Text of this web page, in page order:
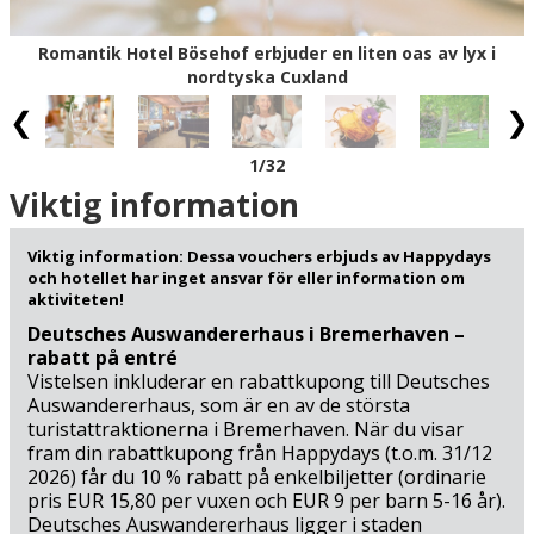
med termalbad både utomhus och inomhus (850 m).
Staden byggdes ursprungligen runt en mäktig
riddarborg från 1100-talet och kanalen som grävdes för
att ge tillträde för fartygstrafiken mellan Elbe och Weser,
sätter sitt tydliga avtryck i stadsbilden med vita segel och
fartyg som passerar förbi. Det finns underbara cykel- och
promenadvägar längs både kanalen och sjön – och på
sommaren kan du bada och utöva olika slags
vattensporter.
Bad Bederkesa är ocskå en perfekt utgångspunkt för
utflykter och på en minisemester i detta område i
Nordtyskland, som har haft en så enorm historisk
betydelse som en länk mellan Nordsjön och Östersjön,
kommer du att stifta bekantskap med allt som
mänskligheten någonsin har tänkt ut för att kunna
komma över vattnet: Från naturliga vadställen och
flodpråmar till emigranternas havs-ångare och vår tids
gigantiska containerfartyg. Res till kusten, där Elbes
mynning och Kielkanalen via världens största sluss förser
Romantik Hotel Bösehof erbjuder en liten oas av lyx i
nordtyska Cuxland
1/32
Viktig information
Viktig information: Dessa vouchers erbjuds av Happydays
och hotellet har inget ansvar för eller information om
aktiviteten!
Deutsches Auswandererhaus i Bremerhaven –
rabatt på entré
Vistelsen inkluderar en rabattkupong till Deutsches
Auswandererhaus, som är en av de största
turistattraktionerna i Bremerhaven. När du visar
fram din rabattkupong från Happydays (t.o.m. 31/12
2026) får du 10 % rabatt på enkelbiljetter (ordinarie
pris EUR 15,80 per vuxen och EUR 9 per barn 5-16 år).
Deutsches Auswandererhaus ligger i staden